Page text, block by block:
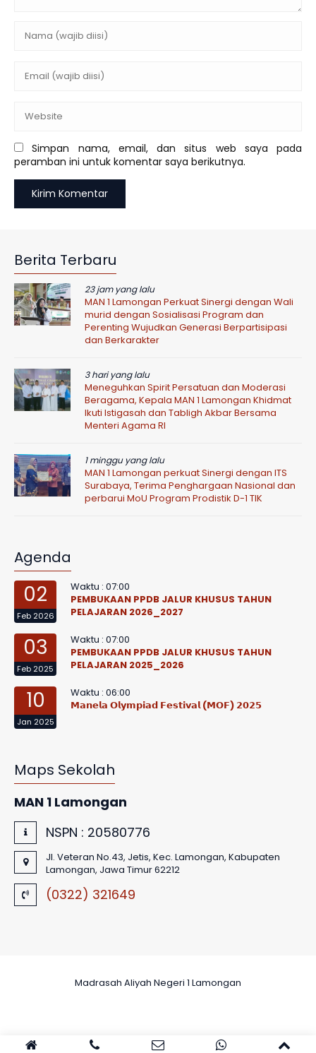
Simpan nama, email, dan situs web saya pada
peramban ini untuk komentar saya berikutnya.
Berita Terbaru
23 jam yang lalu
MAN 1 Lamongan Perkuat Sinergi dengan Wali
murid dengan Sosialisasi Program dan
Perenting Wujudkan Generasi Berpartisipasi
dan Berkarakter
3 hari yang lalu
Meneguhkan Spirit Persatuan dan Moderasi
Beragama, Kepala MAN 1 Lamongan Khidmat
Ikuti Istigasah dan Tabligh Akbar Bersama
Menteri Agama RI
1 minggu yang lalu
MAN 1 Lamongan perkuat Sinergi dengan ITS
Surabaya, Terima Penghargaan Nasional dan
perbarui MoU Program Prodistik D-1 TIK
Agenda
02
Feb 2026
Waktu : 07:00
PEMBUKAAN PPDB JALUR KHUSUS TAHUN
PELAJARAN 2026_2027
03
Feb 2025
Waktu : 07:00
PEMBUKAAN PPDB JALUR KHUSUS TAHUN
PELAJARAN 2025_2026
10
Jan 2025
Waktu : 06:00
𝗠𝗮𝗻𝗲𝗹𝗮 𝗢𝗹𝘆𝗺𝗽𝗶𝗮𝗱 𝗙𝗲𝘀𝘁𝗶𝘃𝗮𝗹 (𝗠𝗢𝗙) 𝟮𝟬𝟮𝟱
Maps Sekolah
MAN 1 Lamongan
NSPN : 20580776
Jl. Veteran No.43, Jetis, Kec. Lamongan, Kabupaten
Lamongan, Jawa Timur 62212
(0322) 321649
Madrasah Aliyah Negeri 1 Lamongan